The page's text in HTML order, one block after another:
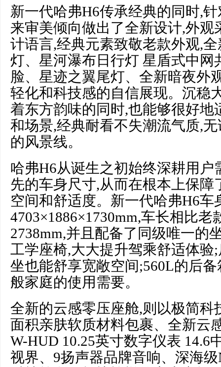
新一代哈弗H6传承经典的同时,
来审美倾向做出了全新设计,外观
计语言,经典元素致敬老款外观,
灯、星河瀑布日行灯 星盾式中网
脸、星迹之翼尾灯、全新暗夜外
轻化和科技感的自信展现。沉稳
着东方韵味的同时,也能够很好地
和场景,经典耐看不失潮流气质,
的风景线。
哈弗H6从诞生之初始终深耕用户
先的车身尺寸,从而在根本上保障
空间和舒适度。新一代哈弗H6车
4703×1886×1730mm,车长相比老
2738mm,并且配备了同级唯一的
工学座椅,大大提升驾乘舒适体验
坐也能舒享宽敞空间;560L的后
般家庭的使用需要。
全新的云感零压座舱,则以极简科
面积亲肤软质材料包裹、全新云
W-HUD 10.25英寸数字仪表 14.6
视界、9扬声器品牌音响、深海